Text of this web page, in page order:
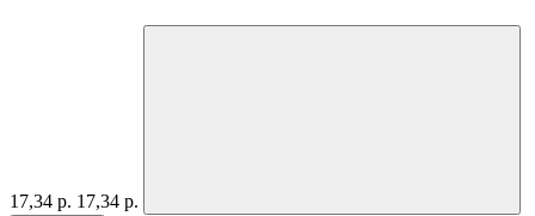
17,34 р. 17,34 р.